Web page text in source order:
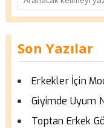
Son Yazılar
Erkekler İçin
Giyimde Uyum
Toptan Erkek